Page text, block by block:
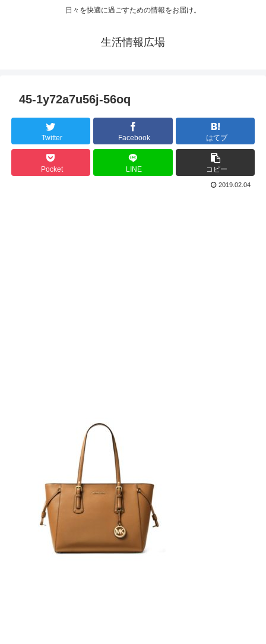
日々を快適に過ごすための情報をお届け。
生活情報広場
45-1y72a7u56j-56oq
Twitter Facebook はてブ
Pocket LINE コピー
2019.02.04